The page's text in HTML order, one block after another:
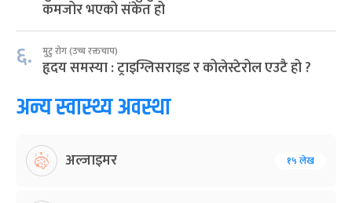
कमजोर भएको संकेत हो
६. मुटु रोग (उच्च रक्तचाप)
हृदय समस्या : ट्राइग्लिसराइड र कोलेस्टेरोल एउटै हो ?
अन्य स्वास्थ्य अवस्था
अल्जाइमर १५ लेख